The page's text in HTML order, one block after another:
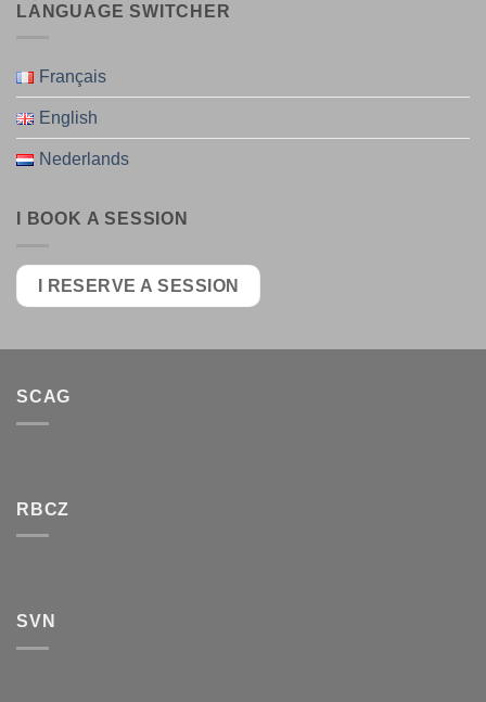
LANGUAGE SWITCHER
Français
English
Nederlands
I BOOK A SESSION
I RESERVE A SESSION
SCAG
RBCZ
SVN